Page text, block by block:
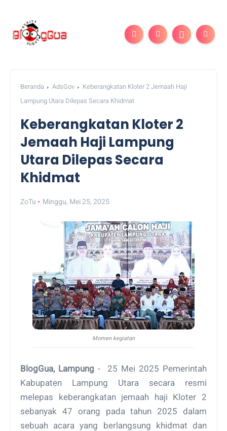
Beranda AdsGov
Keberangkatan Kloter 2 Jemaah Haji
Lampung Utara Dilepas Secara Khidmat
Keberangkatan Kloter 2
Jemaah Haji Lampung
Utara Dilepas Secara
Khidmat
ZoTu Minggu, Mei 25, 2025
Momen kegiatan
BlogGua, Lampung - 25 Mei 2025 Pemerintah
Kabupaten Lampung Utara secara resmi
melepas keberangkatan jemaah haji Kloter 2
sebanyak 47 orang pada tahun 2025 dalam
sebuah acara yang berlangsung khidmat dan